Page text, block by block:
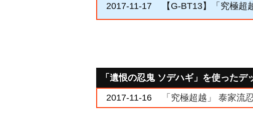
2017-11-17 【G-BT13】「究極超
「遺恨の忍鬼 ソデハギ」を使ったデ
2017-11-16
「究極超越」 泰家流